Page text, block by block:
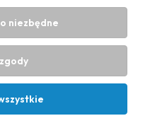
Adrian| ul. Chorzowska
śląskie | E-mail:
Ecommercy.pl
niezbędne